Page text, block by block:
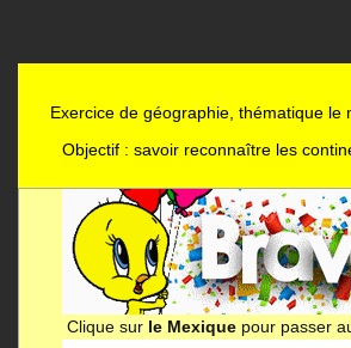
Exercice de géographie, thématique le
Objectif : savoir reconnaître les
Clique sur le Mexique pour passer